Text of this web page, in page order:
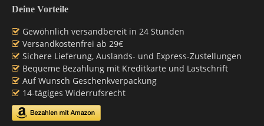
Deine Vorteile
Gewöhnlich versandbereit in 24 Stunden
Versandkostenfrei ab 29€
Sichere Lieferung, Auslands- und Express-Zustellungen
Bequeme Bezahlung mit Kreditkarte und Lastschrift
Auf Wunsch Geschenkverpackung
14-tägiges Widerrufsrecht